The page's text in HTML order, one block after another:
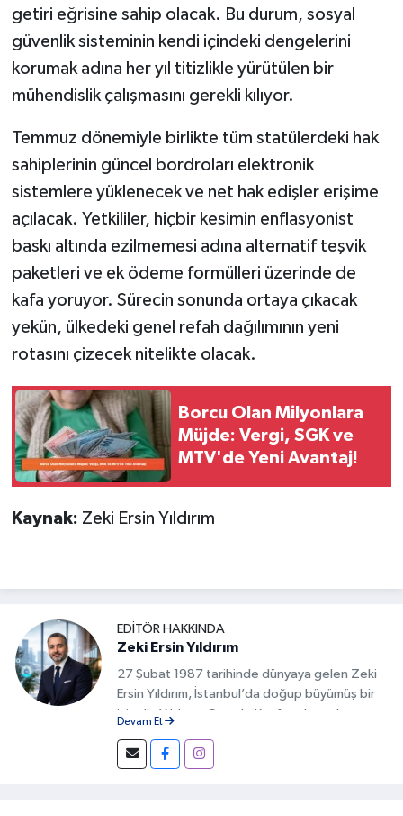
getiri eğrisine sahip olacak. Bu durum, sosyal
güvenlik sisteminin kendi içindeki dengelerini
korumak adına her yıl titizlikle yürütülen bir
mühendislik çalışmasını gerekli kılıyor.
Temmuz dönemiyle birlikte tüm statülerdeki hak
sahiplerinin güncel bordroları elektronik
sistemlere yüklenecek ve net hak edişler erişime
açılacak. Yetkililer, hiçbir kesimin enflasyonist
baskı altında ezilmemesi adına alternatif teşvik
paketleri ve ek ödeme formülleri üzerinde de
kafa yoruyor. Sürecin sonunda ortaya çıkacak
yekün, ülkedeki genel refah dağılımının yeni
rotasını çizecek nitelikte olacak.
Borcu Olan Milyonlara
Müjde: Vergi, SGK ve
MTV'de Yeni Avantaj!
Kaynak: Zeki Ersin Yıldırım
EDITÖR HAKKINDA
Zeki Ersin Yıldırım
27 Şubat 1987 tarihinde dünyaya gelen Zeki
Ersin Yıldırım, İstanbul’da doğup büyümüş bir
isimdir. Yıldırım, Google Keşfet alanında
alanda fark yaratan isimlerden biri olmuştur.
İçeriklerin doğru başlıklarla hazırlanması,
Devam Et